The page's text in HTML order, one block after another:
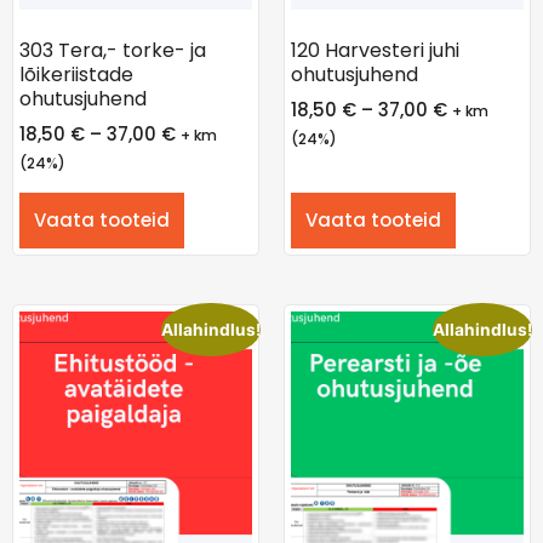
303 Tera,- torke- ja
lõikeriistade
ohutusjuhend
18,50 € – 37,00 € + km
(24%)
Vaata tooteid
120 Harvesteri juhi
ohutusjuhend
18,50 € – 37,00 € + km
(24%)
Vaata tooteid
Allahindlus! Allahindlus!